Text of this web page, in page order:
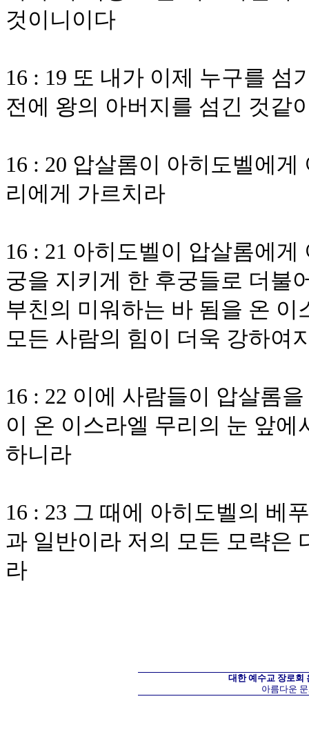
것이니이다
16 : 19 또 내가 이제 누구를
전에 왕의 아버지를 섬긴 것같
16 : 20 압살롬이 아히도벨에
리에게 가르치라
16 : 21 아히도벨이 압살롬에
궁을 지키게 한 후궁들로 더불
부친의 미워하는 바 됨을 온
모든 사람의 힘이 더욱 강하여
16 : 22 이에 사람들이 압살롬
이 온 이스라엘 무리의 눈 앞
하니라
16 : 23 그 때에 아히도벨의 베
과 일반이라 저의 모든 모략은
라
대한 예수교 장로회
아름다운